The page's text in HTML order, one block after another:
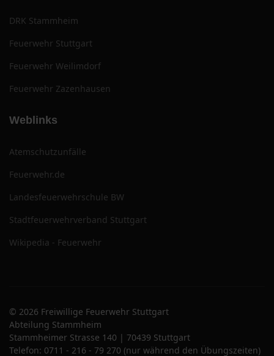
DRK Stammheim
Feuerwehr Stuttgart
Feuerwehr Weilimdorf
Feuerwehr Zazenhausen
Weblinks
Atemschutzunfälle
Feuerwehr.de
Landesfeuerwehrschule BW
Stadtfeuerwehrverband Stuttgart
Wikipedia - Feuerwehr
© 2026 Freiwillige Feuerwehr Stuttgart
Abteilung Stammheim
Stammheimer Strasse 140 | 70439 Stuttgart
Telefon: 0711 - 216 - 79 270 (nur während den Übungszeiten)